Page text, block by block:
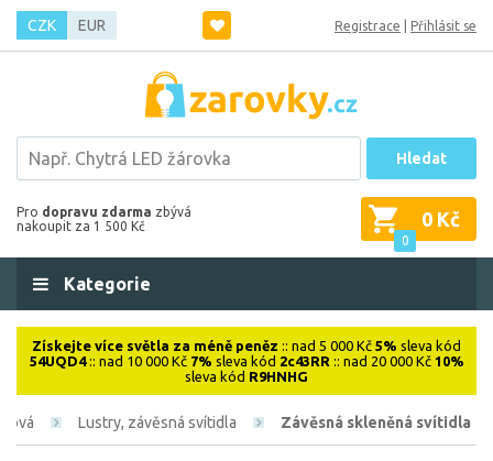
CZK EUR Registrace Přihlásit se
Hledat
Pro dopravu zdarma zbývá
nakoupit za 1 500 Kč
0
0 Kč
Kategorie
Získejte více světla za méně peněz :: nad 5 000 Kč 5% sleva kód
54UQD4:: nad 10 000 Kč 7% sleva kód 2c43RR :: nad 20 000 Kč 10%
sleva kód R9HNHG
Lustry, závěsná svítidla Závěsná skleněná svítidla